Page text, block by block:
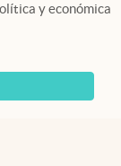
y económica